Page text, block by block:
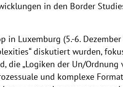
in den Border
in Luxemburg (5.-6.
diskutiert wurden,
die „Logiken der Un/Ordnung
und komplexe